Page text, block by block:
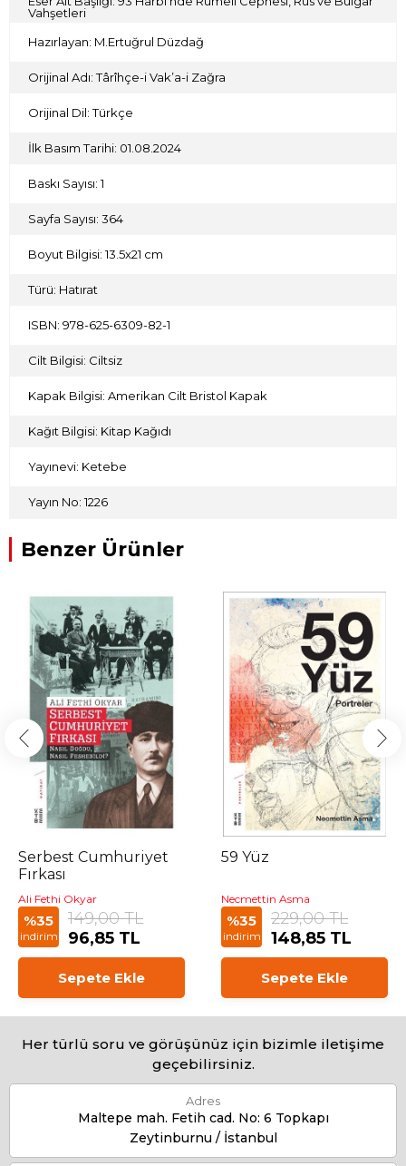
Vahşetleri
Hazırlayan: M.Ertuğrul Düzdağ
Orijinal Adı: Târîhçe-i Vak’a-i Zağra
Orijinal Dil: Türkçe
İlk Basım Tarihi: 01.08.2024
Baskı Sayısı: 1
Sayfa Sayısı: 364
Boyut Bilgisi: 13.5x21 cm
Türü: Hatırat
ISBN: 978-625-6309-82-1
Cilt Bilgisi: Ciltsiz
Kapak Bilgisi: Amerikan Cilt Bristol Kapak
Kağıt Bilgisi: Kitap Kağıdı
Yayınevi: Ketebe
Yayın No: 1226
Benzer Ürünler
Serbest Cumhuriyet
Fırkası
Ali Fethi Okyar
%35
indirim
149,00 TL
96,85 TL
Sepete Ekle
59 Yüz
Necmettin Asma
%35
indirim
229,00 TL
148,85 TL
Sepete Ekle
Her türlü soru ve görüşünüz için bizimle iletişime
geçebilirsiniz.
Adres
Maltepe mah. Fetih cad. No: 6 Topkapı
Zeytinburnu / İstanbul